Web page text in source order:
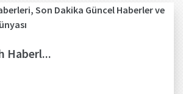
Haberl...